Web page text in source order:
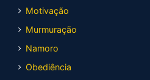
Motivação
Murmuração
Namoro
Obediência